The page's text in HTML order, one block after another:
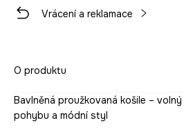
Vrácení a reklamace
O produktu
Bavlněná proužkovaná košile –
pohybu a módní styl